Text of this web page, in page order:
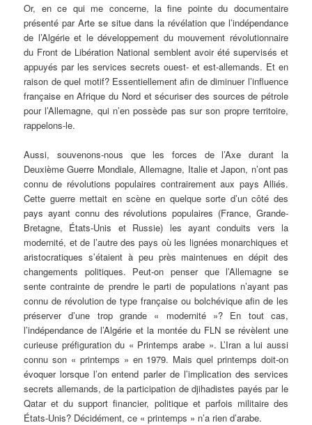
Or, en ce qui me concerne, la fine pointe du documentaire
présenté par Arte se situe dans la révélation que l’indépendance
de l’Algérie et le développement du mouvement révolutionnaire
du Front de Libération National semblent avoir été supervisés et
appuyés par les services secrets ouest- et est-allemands. Et en
raison de quel motif? Essentiellement afin de diminuer l’influence
française en Afrique du Nord et sécuriser des sources de pétrole
pour l’Allemagne, qui n’en possède pas sur son propre territoire,
rappelons-le.
Aussi, souvenons-nous que les forces de l’Axe durant la
Deuxième Guerre Mondiale, Allemagne, Italie et Japon, n’ont pas
connu de révolutions populaires contrairement aux pays Alliés.
Cette guerre mettait en scène en quelque sorte d’un côté des
pays ayant connu des révolutions populaires (France, Grande-
Bretagne, États-Unis et Russie) les ayant conduits vers la
modernité, et de l’autre des pays où les lignées monarchiques et
aristocratiques s’étaient à peu près maintenues en dépit des
changements politiques. Peut-on penser que l’Allemagne se
sente contrainte de prendre le parti de populations n’ayant pas
connu de révolution de type française ou bolchévique afin de les
préserver d’une trop grande « modernité »? En tout cas,
l’indépendance de l’Algérie et la montée du FLN se révèlent une
curieuse préfiguration du « Printemps arabe ». L’Iran a lui aussi
connu son « printemps » en 1979. Mais quel printemps doit-on
évoquer lorsque l’on entend parler de l’implication des services
secrets allemands, de la participation de djihadistes payés par le
Qatar et du support financier, politique et parfois militaire des
États-Unis? Décidément, ce « printemps » n’a rien d’arabe.